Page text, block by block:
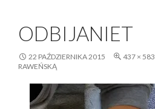
ODBIJANIET
22 PAŹDZIERNIKA 2015 437 × 583
RAWEŃSKĄ